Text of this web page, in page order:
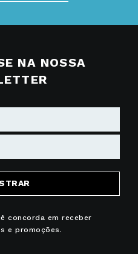
NA NOSSA
concorda em receber
e promoções.